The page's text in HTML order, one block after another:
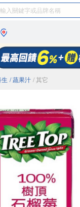
/ 蔬果汁 / 其它